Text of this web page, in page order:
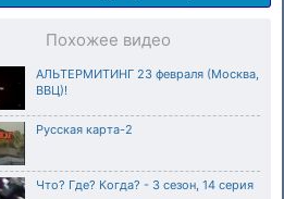
Похожее видео
АЛЬТЕРМИТИНГ 23 февраля (Москва,
ВВЦ)!
Русская карта-2
Что? Где? Когда? - 3 сезон, 14 серия